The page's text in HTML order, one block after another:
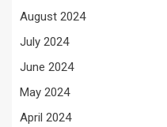
August 2024
July 2024
June 2024
May 2024
April 2024